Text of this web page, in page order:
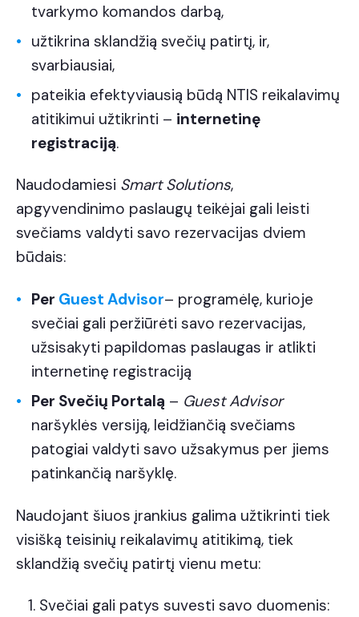
tvarkymo komandos darbą,
užtikrina sklandžią svečių patirtį, ir,
svarbiausiai,
pateikia efektyviausią būdą NTIS reikalavimų
atitikimui užtikrinti – internetinę
registraciją.
Naudodamiesi Smart Solutions,
apgyvendinimo paslaugų teikėjai gali leisti
svečiams valdyti savo rezervacijas dviem
būdais:
Per Guest Advisor– programėlę, kurioje
svečiai gali peržiūrėti savo rezervacijas,
užsisakyti papildomas paslaugas ir atlikti
internetinę registraciją
Per Svečių Portalą – Guest Advisor
naršyklės versiją, leidžiančią svečiams
patogiai valdyti savo užsakymus per jiems
patinkančią naršyklę.
Naudojant šiuos įrankius galima užtikrinti tiek
visišką teisinių reikalavimų atitikimą, tiek
sklandžią svečių patirtį vienu metu:
Svečiai gali patys suvesti savo duomenis: